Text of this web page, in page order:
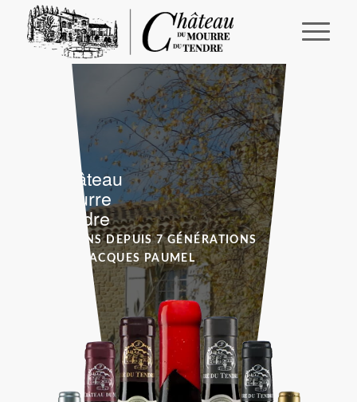
Le Château
du Mourre
du Tendre
VIGNERONS DEPUIS 7 GÉNÉRATIONS
FAMILLE JACQUES PAUMEL